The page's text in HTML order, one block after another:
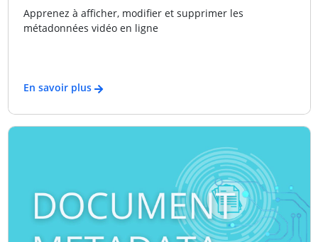
Apprenez à afficher, modifier et supprimer les
métadonnées vidéo en ligne
En savoir plus